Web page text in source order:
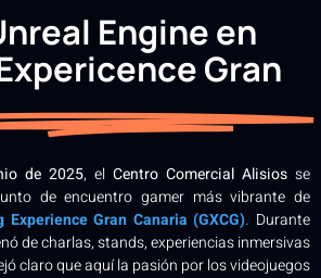
Engine en
Gran
de 2025, el Centro Comercial Alisios se
de encuentro gamer más vibrante de
Experience Gran Canaria (GXCG). Durante
de charlas, stands, experiencias inmersivas
claro que aquí la pasión por los videojuegos